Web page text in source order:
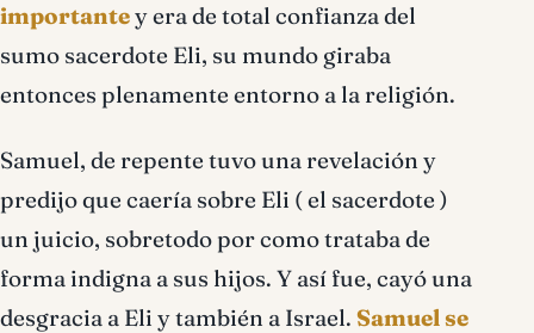
importantey era de total confianza del
sumo sacerdote Eli, su mundo giraba
entonces plenamente entorno a la religión.
Samuel, de repente tuvo una revelación y
predijo que caería sobre Eli ( el sacerdote )
un juicio, sobretodo por como trataba de
forma indigna a sus hijos. Y así fue, cayó una
desgracia a Eli y también a Israel. Samuel se